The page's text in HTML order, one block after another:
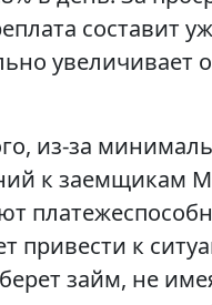
составит
увеличивает
из-за
к заемщикам
привести к
займ, не